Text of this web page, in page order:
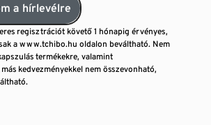
a hírlevélre
regisztrációt követő 1 hónapig érvényes,
a www.tchibo.hu oldalon beváltható. Nem
termékekre, valamint
kedvezményekkel nem összevonható,